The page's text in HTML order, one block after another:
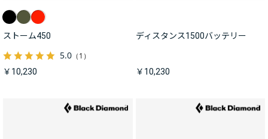
ストーム450
5.0 （1）
￥10,230
ディスタンス1500バッテリー
￥10,230